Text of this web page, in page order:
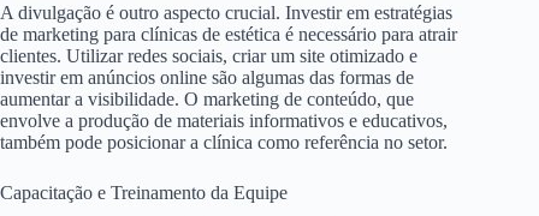
A divulgação é outro aspecto crucial. Investir em estratégias
de marketing para clínicas de estética é necessário para atrair
clientes. Utilizar redes sociais, criar um site otimizado e
investir em anúncios online são algumas das formas de
aumentar a visibilidade. O marketing de conteúdo, que
envolve a produção de materiais informativos e educativos,
também pode posicionar a clínica como referência no setor.
Capacitação e Treinamento da Equipe